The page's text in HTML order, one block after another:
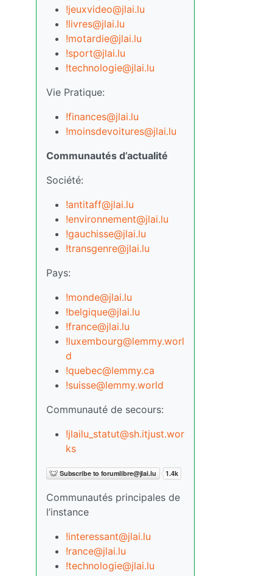
!jeuxvideo@jlai.lu
!livres@jlai.lu
!motardie@jlai.lu
!sport@jlai.lu
!technologie@jlai.lu
Vie Pratique:
!finances@jlai.lu
!moinsdevoitures@jlai.lu
Communautés d’actualité
Société:
!antitaff@jlai.lu
!environnement@jlai.lu
!gauchisse@jlai.lu
!transgenre@jlai.lu
Pays:
!monde@jlai.lu
!belgique@jlai.lu
!france@jlai.lu
!luxembourg@lemmy.worl
d
!quebec@lemmy.ca
!suisse@lemmy.world
Communauté de secours:
!jlailu_statut@sh.itjust.wor
ks
Communautés principales de
l’instance
!interessant@jlai.lu
!rance@jlai.lu
!technologie@jlai.lu